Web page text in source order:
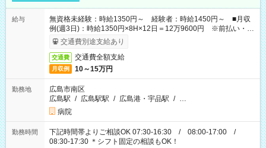
給与
無資格未経験：時給1350円～ 経験者：時給1450円～ ■月収
例(週3日)：時給1350円×8H×12日＝12万9600円 ※前払い・日
払い・週払いOK
交通費別途支給あり
交通費 交通費全額支給
月収例 10～15万円
勤務地
広島市南区
広島駅 / 広島駅駅 / 広島港・宇品駅 / …
病院
勤務時間
下記時間帯よりご相談OK 07:30-16:30 / 08:00-17:00 /
08:30-17:30 ＊シフト固定の相談もOK！